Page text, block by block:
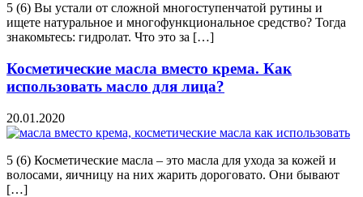
5 (6) Вы устали от сложной многоступенчатой рутины и
ищете натуральное и многофункциональное средство? Тогда
знакомьтесь: гидролат. Что это за […]
Косметические масла вместо крема. Как
использовать масло для лица?
20.01.2020
5 (6) Косметические масла – это масла для ухода за кожей и
волосами, яичницу на них жарить дороговато. Они бывают
[…]